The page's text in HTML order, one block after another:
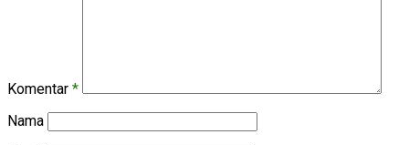
Komentar *
Nama